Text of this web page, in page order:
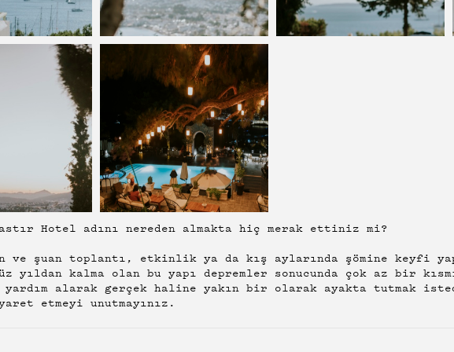
Hotel adını nereden almakta hiç merak ettiniz mi?
ve şuan toplantı, etkinlik ya da kış aylarında şömine keyfi
yıldan kalma olan bu yapı depremler sonucunda çok az bir
yardım alarak gerçek haline yakın bir olarak ayakta tutmak
etmeyi unutmayınız.